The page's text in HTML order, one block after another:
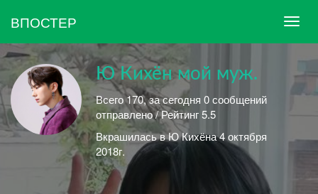
ВПОСТЕР
Ю Кихён мой муж.
Всего 170, за сегодня 0 сообщений
отправлено / Рейтинг 5.5
Вкрашилась в Ю Кихёна 4 октября
2018г.